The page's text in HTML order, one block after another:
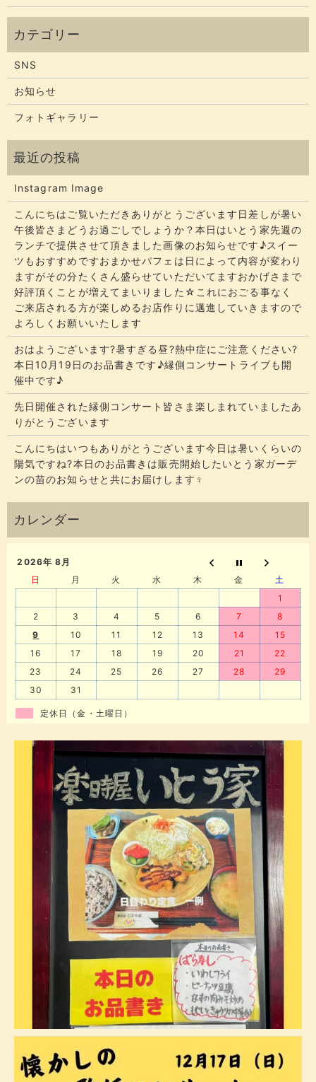
SNS
お知らせ
フォトギャラリー
Instagram Image
こんにちはご覧いただきありがとうございます​​​日差しが暑い
午後皆さまどうお過ごしでしょうか？​​​本日はいとう家先週の
ランチで提供させて頂きました画像のお知らせです♪スイー
ツもおすすめですおまかせパフェは日によって内容が変わり
ますがその分たくさん盛らせていただいてます​​​おかげさまで
好評頂くことが増えてまいりました☆​​これにおごる事なく
ご来店される方が楽しめるお店作りに邁進していきますので
よろしくお願いいたします
おはようございます?暑すぎる昼?熱中症にご注意ください?
本日10月19日のお品書きです♪縁側コンサートライブも開
催中です♪
先日開催された縁側コンサート皆さま楽しまれていましたあ
りがとうございます
こんにちはいつもありがとうございます今日は暑いくらいの
陽気ですね?本日のお品書きは販売開始したいとう家ガーデ
ンの苗のお知らせと共にお届けします‍♀️
2026年 8月
日
月 火 水 木 金
土
1
2
3 4 5 6 7
8
9
10 11 12 13 14
15
16
17 18 19 20 21
22
23
24 25 26 27 28
29
30
31
定休日（金・土曜日）